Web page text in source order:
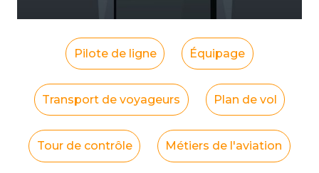
Pilote de ligne Équipage
Transport de voyageurs Plan de vol
Tour de contrôle Métiers de l'aviation